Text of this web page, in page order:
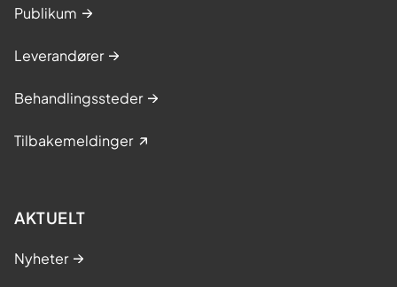
Publikum
Leverandører
Behandlingssteder
Tilbakemeldinger
AKTUELT
Nyheter